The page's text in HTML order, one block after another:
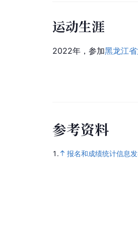
运动生涯
2022年，参加黑龙江
参考资料
1. 报名和成绩统计信息